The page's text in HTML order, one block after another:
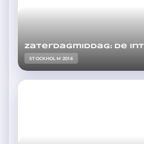
Zaterdagmiddag: De
STOCKHOLM 2016